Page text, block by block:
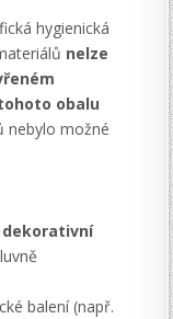
hygienická
nelze
obalu
nebylo možné
balení (např.